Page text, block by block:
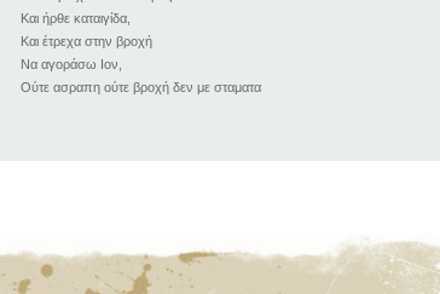
Και ήρθε καταιγίδα,
Και έτρεχα στην βροχή
Να αγοράσω Ιον,
Ούτε ασραπη ούτε βροχή δεν με σταματα